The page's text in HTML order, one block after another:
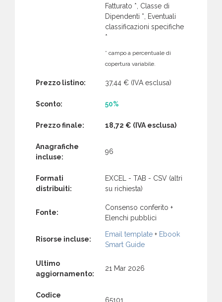
Fatturato *, Classe di
Dipendenti *, Eventuali
classificazioni specifiche
*
* campo a percentuale di
copertura variabile.
Prezzo listino: 37,44 € (IVA esclusa)
Sconto: 50%
Prezzo finale: 18,72 € (IVA esclusa)
Anagrafiche
incluse:
96
Formati
distribuiti:
EXCEL - TAB - CSV (altri
su richiesta)
Fonte:
Consenso conferito +
Elenchi pubblici
Risorse incluse:
Email template + Ebook
Smart Guide
Ultimo
aggiornamento:
21 Mar 2026
Codice
65101